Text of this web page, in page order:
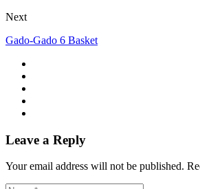
Next
Gado-Gado 6 Basket
Leave a Reply
Your email address will not be published.